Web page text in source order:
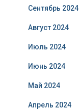
Сентябрь 2024
Август 2024
Июль 2024
Июнь 2024
Май 2024
Апрель 2024